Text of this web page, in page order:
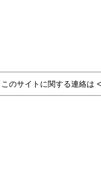
このサイトに関する連絡は